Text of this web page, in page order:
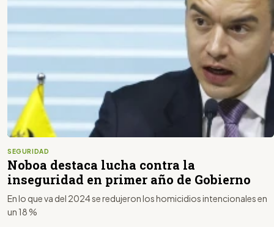
SEGURIDAD
Noboa destaca lucha contra la
inseguridad en primer año de Gobierno
En lo que va del 2024 se redujeron los homicidios intencionales en
un 18 %